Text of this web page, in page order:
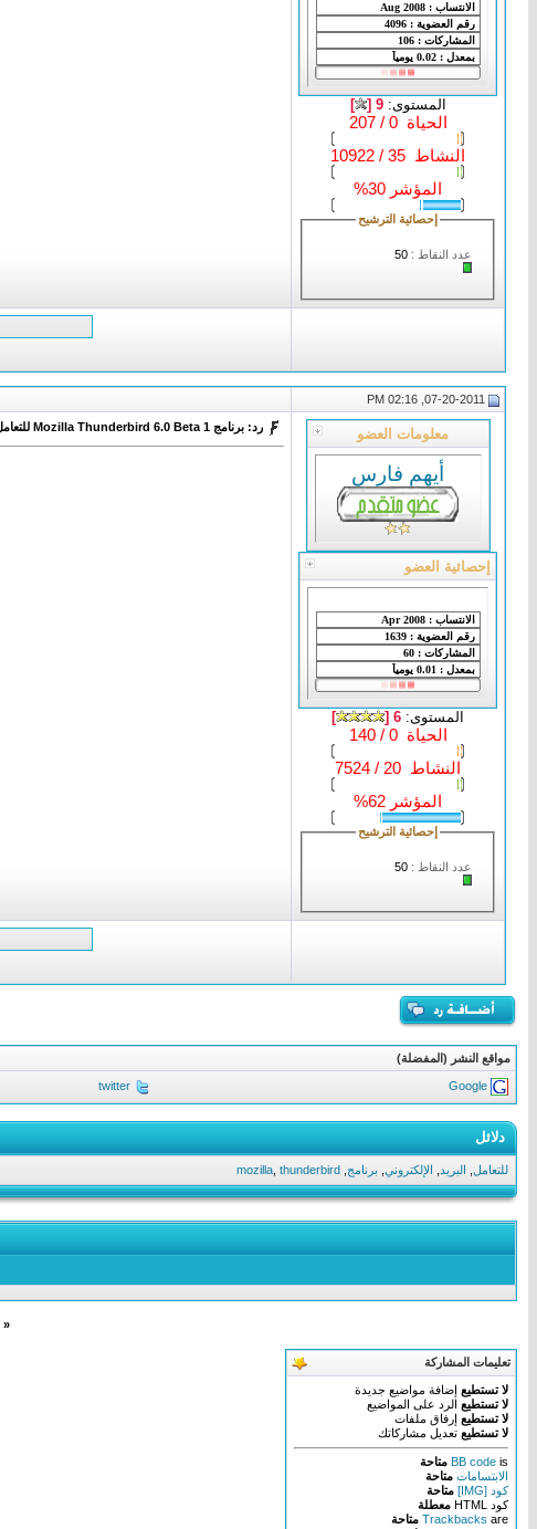
المستوى:9 [
]
الحياة 0 / 207
النشاط 35 / 10922
المؤشر 30%
إحصائية الترشيح
عدد النقاط :50
معلومات العضو
أيهم فارس
إحصائية العضو
المستوى: 6 [
]
الحياة 0 / 140
النشاط 20 / 7524
المؤشر 62%
إحصائية الترشيح
عدد النقاط :50
رد: برنامج Mozilla Thunderbird 6.0 Beta 1 للتعامل مع البريد الإلكتروني
مواقع النشر (المفضلة)
Google
twitter
دلائل
للتعامل البريد الإلكتروني برنامج mozilla thunderbird
«
تعليمات المشاركة
لا تستطيع إضافة مواضيع جديدة
لا تستطيع الرد على المواضيع
لا تستطيع إرفاق ملفات
لا تستطيع تعديل مشاركاتك
BB code is
متاحة
الابتسامات متاحة
كود [IMG]
متاحة
كود HTML
معطلة
Trackbacks are
متاحة